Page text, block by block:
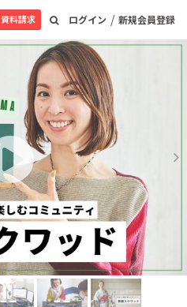
ログイン / 新規会員登録
資料請求